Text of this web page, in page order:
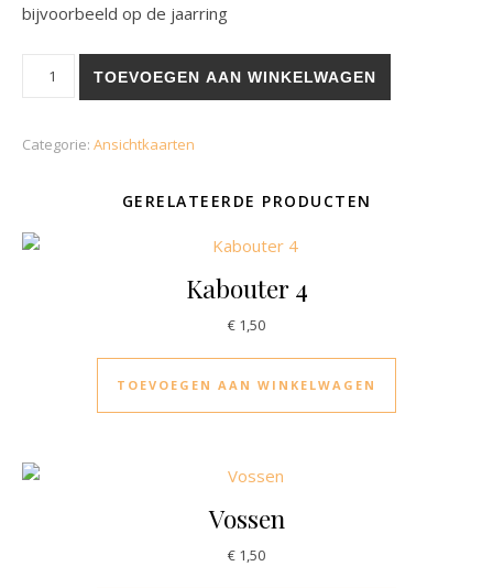
bijvoorbeeld op de jaarring
TOEVOEGEN AAN WINKELWAGEN
Categorie: Ansichtkaarten
GERELATEERDE PRODUCTEN
Kabouter 4
€ 1,50
TOEVOEGEN AAN WINKELWAGEN
Vossen
€ 1,50